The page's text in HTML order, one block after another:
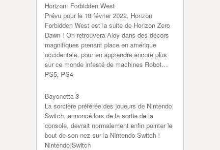
Horizon: Forbidden West
Prévu pour le 18 février 2022, Horizon
Forbidden West est la suite de Horizon Zero
Dawn ! On retrouvera Aloy dans des décors
magnifiques prenant place en amérique
occidentale, pour en apprendre encore plus
sur ce monde infesté de machines Robot…
PS5, PS4
Bayonetta 3
La sorcière préférée des joueurs de Nintendo
Switch, annoncé lors de la sortie de la
console, devrait normalement enfin pointer le
bout de son nez sur la Nintendo Switch !
Nintendo Switch